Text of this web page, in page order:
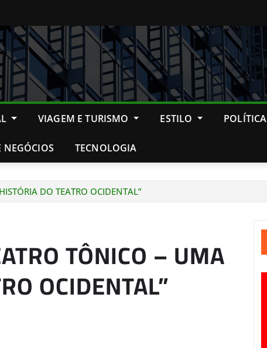
VIAGEM E TURISMO ESTILO POLÍTICA
NEGÓCIOS TECNOLOGIA
DO TEATRO OCIDENTAL”
TÔNICO – UMA
OCIDENTAL”